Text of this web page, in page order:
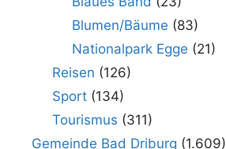
Blumen/Bäume (83)
Nationalpark Egge (21)
Reisen (126)
Sport(134)
Tourismus (311)
Gemeinde Bad Driburg (1.609)